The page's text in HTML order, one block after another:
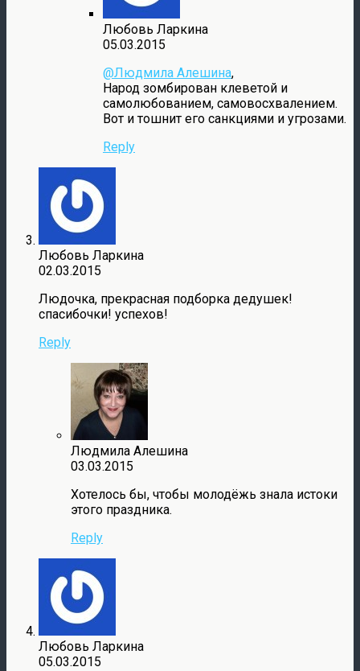
Любовь Ларкина
05.03.2015
@Людмила Алешина,
Народ зомбирован клеветой и
самолюбованием, самовосхвалением.
Вот и тошнит его санкциями и угрозами.
Reply
Любовь Ларкина
02.03.2015
Людочка, прекрасная подборка дедушек!
спасибочки! успехов!
Reply
Людмила Алешина
03.03.2015
Хотелось бы, чтобы молодёжь знала истоки
этого праздника.
Reply
Любовь Ларкина
05.03.2015